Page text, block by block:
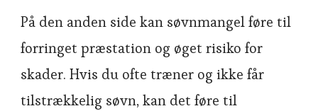
På den anden side kan søvnmangel føre til
forringet præstation og øget risiko for
skader. Hvis du ofte træner og ikke får
tilstrækkelig søvn, kan det føre til